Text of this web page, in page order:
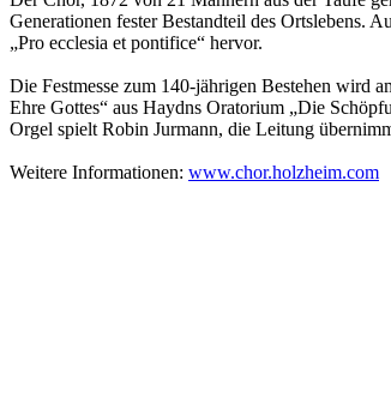
Generationen fester Bestandteil des Ortslebens.
„Pro ecclesia et pontifice“ hervor.
Die Festmesse zum 140-jährigen Bestehen wird
Ehre Gottes“ aus Haydns Oratorium „Die
Orgel spielt Robin Jurmann, die Leitung
Weitere Informationen: www.chor.holzheim.com